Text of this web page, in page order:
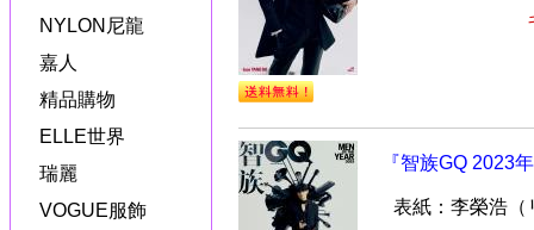
NYLON尼龍
嘉人
精品購物
ELLE世界
瑞麗
VOGUE服飾
『智族GQ 2023
表紙：李榮浩（